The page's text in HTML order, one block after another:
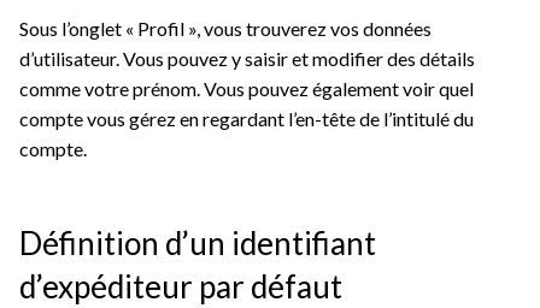
Sous l’onglet « Profil », vous trouverez vos données
d’utilisateur. Vous pouvez y saisir et modifier des détails
comme votre prénom. Vous pouvez également voir quel
compte vous gérez en regardant l’en-tête de l’intitulé du
compte.
Définition d’un identifiant
d’expéditeur par défaut